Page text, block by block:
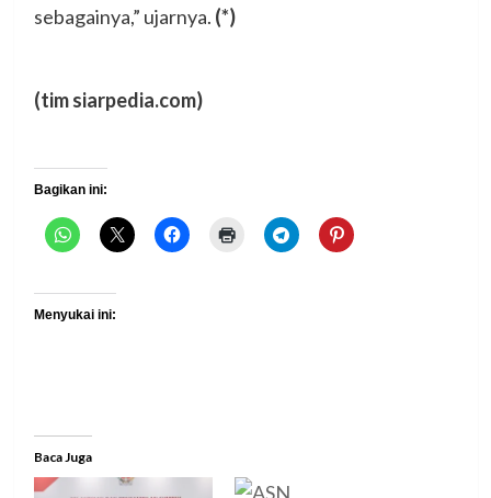
sebagainya,” ujarnya. (*)
(tim siarpedia.com)
Bagikan ini:
Menyukai ini:
Baca Juga